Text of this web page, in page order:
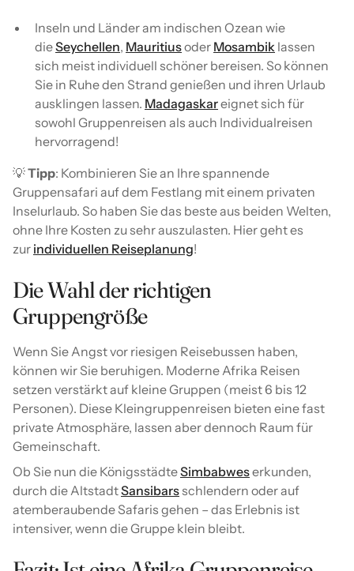
Inseln und Länder am indischen Ozean wie
dieSeychellen, Mauritiusoder Mosambik lassen
sich meist individuell schöner bereisen. So können
Sie in Ruhe den Strand genießen und ihren Urlaub
ausklingen lassen. Madagaskareignet sich für
sowohl Gruppenreisen als auch Individualreisen
hervorragend!
💡Tipp: Kombinieren Sie an Ihre spannende
Gruppensafari auf dem Festlang mit einem privaten
Inselurlaub. So haben Sie das beste aus beiden Welten,
ohne Ihre Kosten zu sehr auszulasten. Hier geht es
zur individuellen Reiseplanung!
Die Wahl der richtigen
Gruppengröße
Wenn Sie Angst vor riesigen Reisebussen haben,
können wir Sie beruhigen. Moderne Afrika Reisen
setzen verstärkt auf kleine Gruppen (meist 6 bis 12
Personen). Diese Kleingruppenreisen bieten eine fast
private Atmosphäre, lassen aber dennoch Raum für
Gemeinschaft.
Ob Sie nun die KönigsstädteSimbabweserkunden,
durch die AltstadtSansibarsschlendern oder auf
atemberaubende Safaris gehen – das Erlebnis ist
intensiver, wenn die Gruppe klein bleibt.